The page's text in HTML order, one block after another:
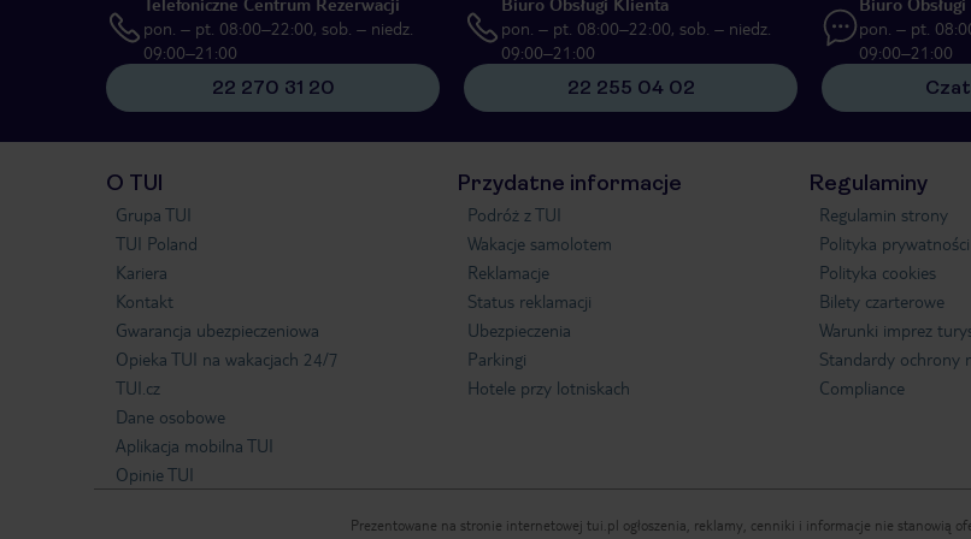
pon. – pt. 08:00–22:00, sob. – niedz.
09:00–21:00
22 270 31 20
pon. – pt. 08:00–22:00, sob. – niedz.
09:00–21:00
22 255 04 02
pon. – pt.
09:00–21:00
O TUI
Grupa TUI
TUI Poland
Kariera
Kontakt
Gwarancja ubezpieczeniowa
Opieka TUI na wakacjach 24/7
TUI.cz
Dane osobowe
Aplikacja mobilna TUI
Opinie TUI
Przydatne informacje
Podróż z TUI
Wakacje samolotem
Reklamacje
Status reklamacji
Ubezpieczenia
Parkingi
Hotele przy lotniskach
Regulaminy
Regulamin strony
Polityka prywatności
Polityka cookies
Bilety czarterowe
Warunki imprez
Standardy ochrony
Compliance
Prezentowane na stronie internetowej tui.pl ogłoszenia, reklamy, cenniki i informacje nie stanowią